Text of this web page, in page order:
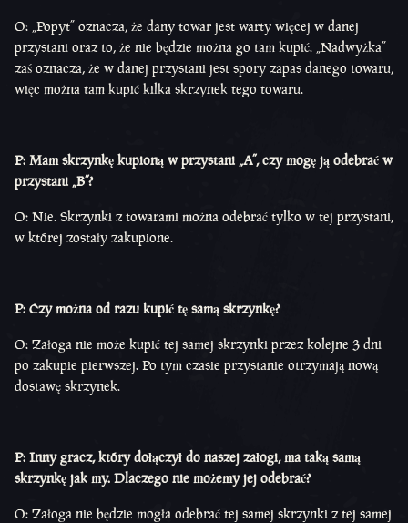
O: „Popyt” oznacza, że dany towar jest warty więcej w danej
przystani oraz to, że nie będzie można go tam kupić. „Nadwyżka”
zaś oznacza, że w danej przystani jest spory zapas danego towaru,
więc można tam kupić kilka skrzynek tego towaru.
P: Mam skrzynkę kupioną w przystani „A”, czy mogę ją odebrać w
przystani „B”?
O: Nie. Skrzynki z towarami można odebrać tylko w tej przystani,
w której zostały zakupione.
P: Czy można od razu kupić tę samą skrzynkę?
O: Załoga nie może kupić tej samej skrzynki przez kolejne 3 dni
po zakupie pierwszej. Po tym czasie przystanie otrzymają nową
dostawę skrzynek.
P: Inny gracz, który dołączył do naszej załogi, ma taką samą
skrzynkę jak my. Dlaczego nie możemy jej odebrać?
O: Załoga nie będzie mogła odebrać tej samej skrzynki z tej samej